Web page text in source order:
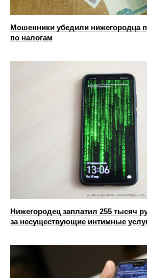
Мошенники убедили нижегородца
по налогам
Нижегородец заплатил 255 тысяч
за несуществующие интимные